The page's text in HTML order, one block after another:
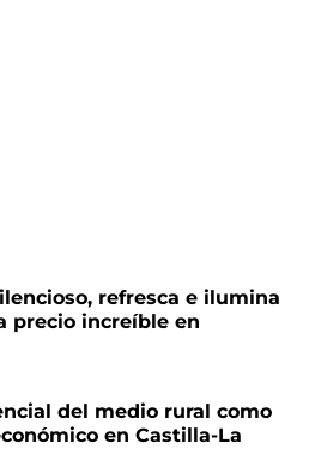
refresca e ilumina
precio increíble en
del medio rural como
en Castilla-La